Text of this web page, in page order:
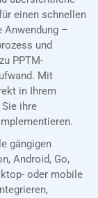
einen schnellen
Anwendung –
und
PPTM-
Mit
in Ihrem
ihre
gängigen
Android, Go,
oder mobile